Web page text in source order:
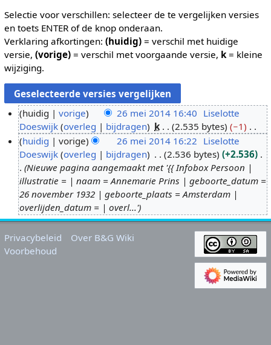
Selectie voor verschillen: selecteer de te vergelijken versies
en toets ENTER of de knop onderaan.
Verklaring afkortingen: (huidig)= verschil met huidige
versie, (vorige)= verschil met voorgaande versie, k= kleine
wijziging.
6
1
4
huidig vorige 26 mei 2014 16:40 Liselotte
Doeswijk overleg bijdragen k 2.535 bytes
−1
G
e
n
b
e
w
huidig vorige 26 mei 2014 16:22 Liselotte
Doeswijk overleg bijdragen 2.536 bytes
+2.536
Nieuwe pagina aangemaakt met '{{ Infobox Persoon |
illustratie = | naam = Annemarie Prins | geboorte_datum =
26 november 1932 | geboorte_plaats = Amsterdam |
overlijden_datum = | overl...'
Privacybeleid
Over B&G Wiki
Voorbehoud